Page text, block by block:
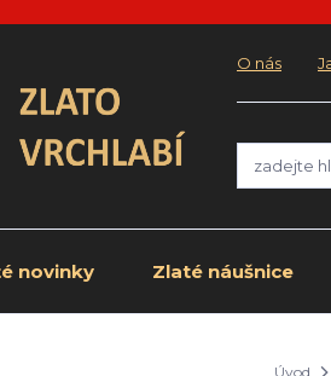
O nás
novinky Zlaté náušnice
Úvod